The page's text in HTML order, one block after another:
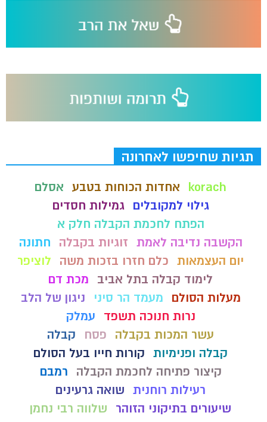
תגיות שחיפשו לאחרונה
korach אחדות הכוחות בטבע אסלם
גילוי למקובלים
גמילות חסדים
הפתח לחכמת הקבלה חלק א
הקשבה נדיבה לאמת זוגיות בקבלה
חתונה
יום העצמאות כלם חזרו בזכות משה
לוציפר
לימוד קבלה בתל אביב
מכת דם
מעלות הסולם
מעמד הר סיני
ניגון של הלב
נרות חנוכה תשפד
עמלק
עשר המכות בקבלה
פסח
קבלה
קבלה ופנימיות קורות חייו בעל הסולם
קיצור פתיחה לחכמת הקבלה
רמבם
רעילות רוחנית שואה גרעינים
שיעורים בתיקוני הזוהר
שלווה רבי נחמן